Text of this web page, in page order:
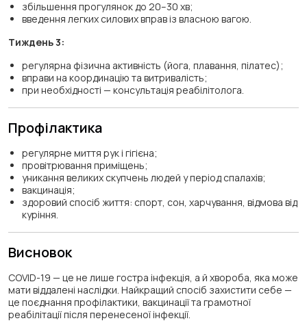
збільшення прогулянок до 20–30 хв;
введення легких силових вправ із власною вагою.
Тиждень 3:
регулярна фізична активність (йога, плавання, пілатес);
вправи на координацію та витривалість;
при необхідності — консультація реабілітолога.
Профілактика
регулярне миття рук і гігієна;
провітрювання приміщень;
уникання великих скупчень людей у період спалахів;
вакцинація;
здоровий спосіб життя: спорт, сон, харчування, відмова від
куріння.
Висновок
COVID-19 — це не лише гостра інфекція, а й хвороба, яка може
мати віддалені наслідки. Найкращий спосіб захистити себе —
це поєднання профілактики, вакцинації та грамотної
реабілітації після перенесеної інфекції.